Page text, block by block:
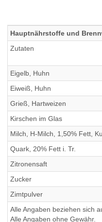
Hauptnährstoffe und
Zutaten
Eigelb, Huhn
Eiweiß, Huhn
Grieß, Hartweizen
Kirschen im Glas
Milch, H-Milch, 1,50% Fett,
Quark, 20% Fett i. Tr.
Zitronensaft
Zucker
Zimtpulver
Alle Angaben beziehen sich
Alle Angaben ohne Gewähr.